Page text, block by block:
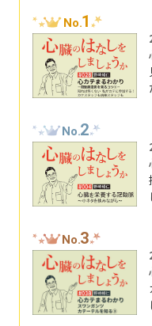
No.1
No.2
No.3